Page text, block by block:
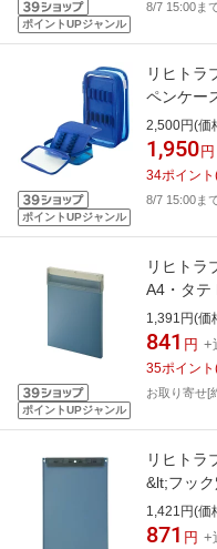
ポイントUPジャンル
8/7 15:00ま
ポイントUPジャンル
リヒトラ
ペンケー
A-3800-8
2,500円(価
1,950 円
34ポイント
8/7 15:00ま
ポイントUPジャンル
リヒトラ
A4・タテ
ルー
1,391円(価
841 円 +
35ポイント
お取り寄せ[
リヒトラ
&lt;フッ
スレート
1,421円(価
871 円 +